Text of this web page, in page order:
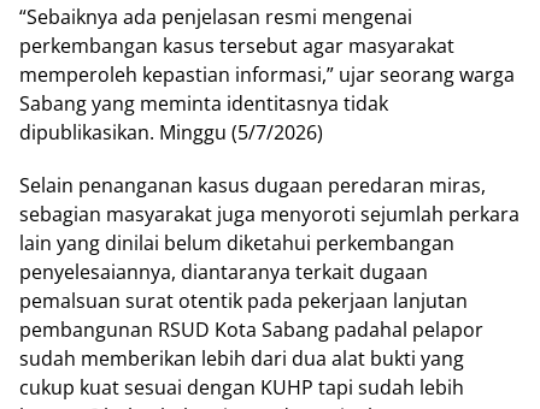
“Sebaiknya ada penjelasan resmi mengenai
perkembangan kasus tersebut agar masyarakat
memperoleh kepastian informasi,” ujar seorang warga
Sabang yang meminta identitasnya tidak
dipublikasikan. Minggu (5/7/2026)
Selain penanganan kasus dugaan peredaran miras,
sebagian masyarakat juga menyoroti sejumlah perkara
lain yang dinilai belum diketahui perkembangan
penyelesaiannya, diantaranya terkait dugaan
pemalsuan surat otentik pada pekerjaan lanjutan
pembangunan RSUD Kota Sabang padahal pelapor
sudah memberikan lebih dari dua alat bukti yang
cukup kuat sesuai dengan KUHP tapi sudah lebih